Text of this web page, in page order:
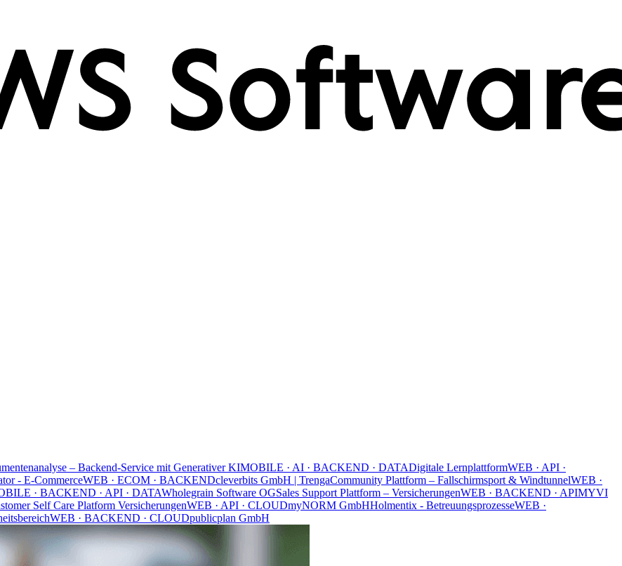
– Backend-Service mit Generativer KIMOBILE · AI · BACKEND · DATADigitale LernplattformWEB · API ·
- E-CommerceWEB · ECOM · BACKENDcleverbits GmbH | TrengaCommunity Plattform – Fallschirmsport & WindtunnelWEB ·
· BACKEND · API · DATAWholegrain Software OGSales Support Plattform – VersicherungenWEB · BACKEND · APIMYVI
Self Care Platform VersicherungenWEB · API · CLOUDmyNORM GmbHHolmentix - BetreuungsprozesseWEB ·
WEB · BACKEND · CLOUDpublicplan GmbH